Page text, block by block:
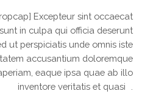
Excepteur sint occaecat
in culpa qui officia deserunt
ut perspiciatis unde omnis iste
accusantium doloremque
eaque ipsa quae ab illo
inventore veritatis et quasi .